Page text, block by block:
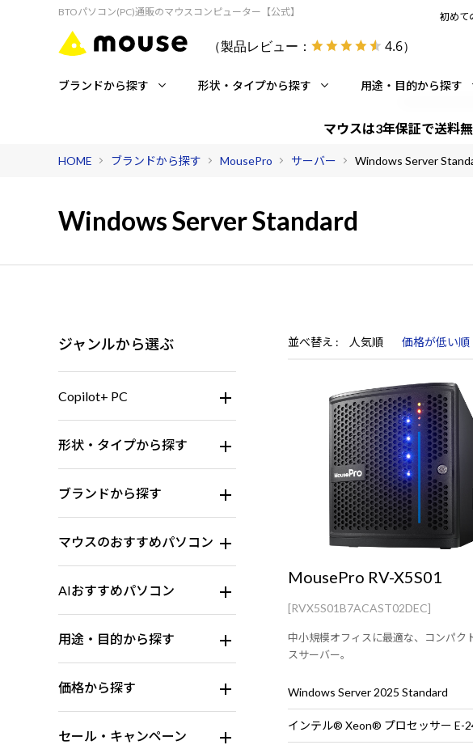
BTOパソコン(PC)通販のマウスコンピューター【公式】
（製品レビュー： 4.6）
初めて
ブランドから探す 形状・タイプから探す 用途・目的から探す
マウスは3年保証で送料
HOME ブランドから探す MousePro サーバー Windows Server
Windows Server Standard
ジャンルから選ぶ
Copilot+ PC
形状・タイプから探す
ブランドから探す
マウスのおすすめパソコン
AIおすすめパソコン
用途・目的から探す
価格から探す
セール・キャンペーン
並べ替え 人気順 価格が低い順
MousePro RV-X5S01
[RVX5S01B7ACAST02DEC]
中小規模オフィスに最適な、コンパク
スサーバー。
Windows Server 2025 Standard
インテル® Xeon® プロセッサー E-